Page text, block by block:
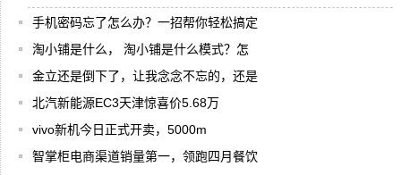
手机密码忘了怎么办？一招帮你轻松搞定
淘小铺是什么， 淘小铺是什么模式？怎
金立还是倒下了，让我念念不忘的，还是
北汽新能源EC3天津惊喜价5.68万
vivo新机今日正式开卖，5000m
智掌柜电商渠道销量第一，领跑四月餐饮